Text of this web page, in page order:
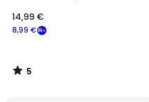
8,99 €
14,99 €
5
/